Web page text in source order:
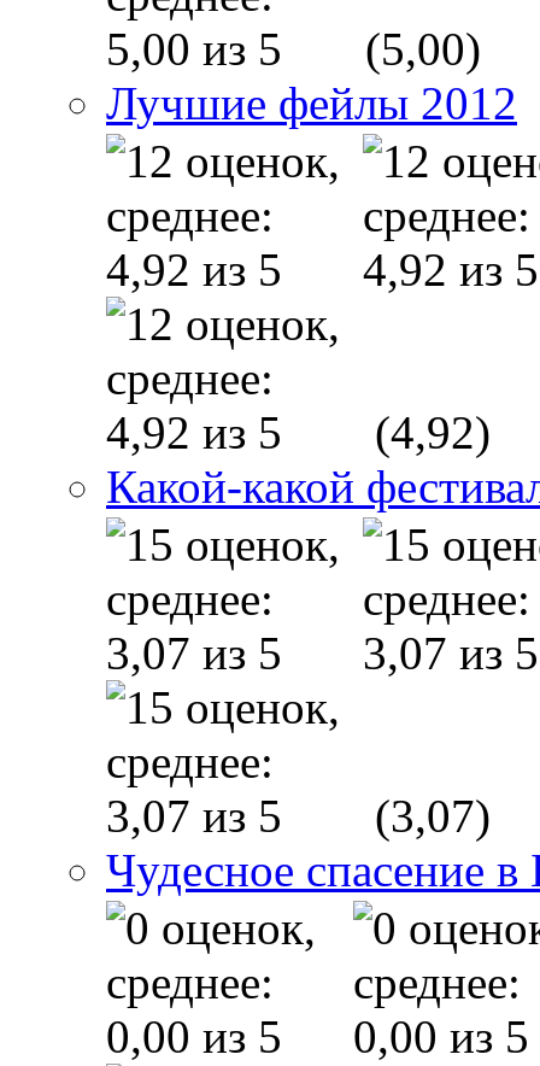
(5,00)
Лучшие фейлы 2012
(4,92)
Какой-какой
(3,07)
Чудесное спасение в